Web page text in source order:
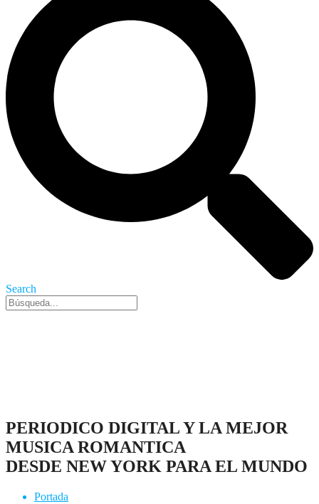
Search
PERIODICO DIGITAL Y LA MEJOR
MUSICA ROMANTICA
DESDE NEW YORK PARA EL MUNDO
Portada